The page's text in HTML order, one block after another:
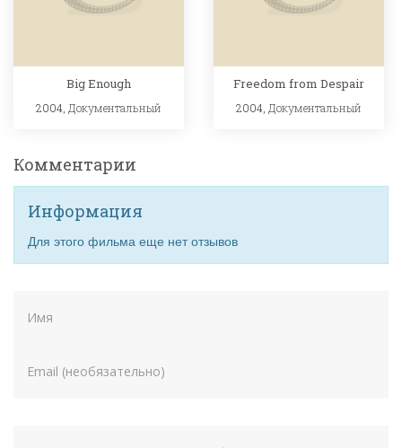
Big Enough
2004, Документальный
Freedom from Despair
2004, Документальный
Комментарии
Информация
Для этого фильма еще нет отзывов